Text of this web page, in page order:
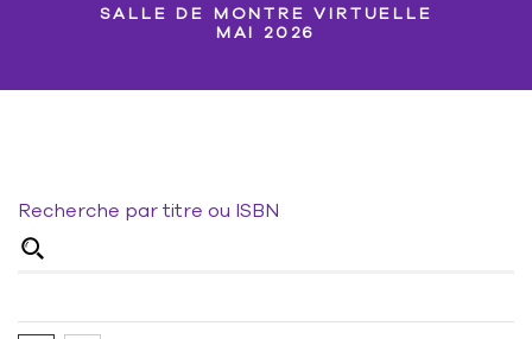
SALLE DE MONTRE VIRTUELLE
MAI 2026
Recherche par titre ou ISBN